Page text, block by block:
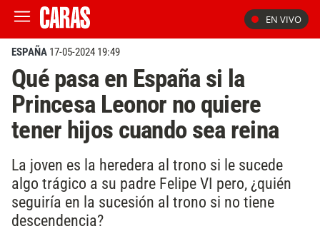
EN VIVO
ESPAÑA 17-05-2024 19:49
Qué pasa en España si la
Princesa Leonor no quiere
tener hijos cuando sea reina
La joven es la heredera al trono si le sucede
algo trágico a su padre Felipe VI pero, ¿quién
seguiría en la sucesión al trono si no tiene
descendencia?